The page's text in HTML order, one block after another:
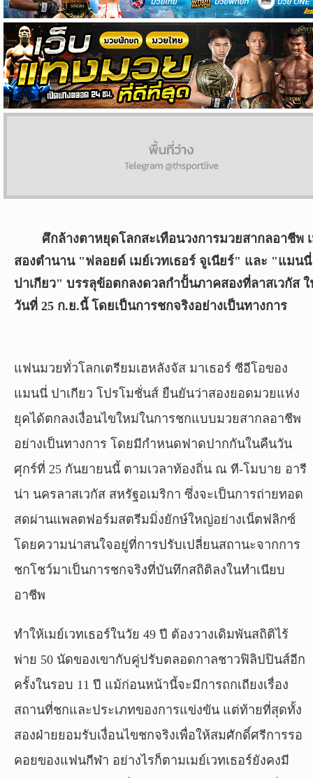
ศึกล้างตาหยุดโลกสะเทือนวงการมวยสากลอาชีพ
สองตำนาน "ฟลอยด์ เมย์เวทเธอร์ จูเนียร์" และ "แมนนี่
ปาเกียว" บรรลุข้อตกลงดวลกำปั้นภาคสองที่ลาสเวกัส ใ
วันที่ 25 ก.ย.นี้ โดยเป็นการชกจริงอย่างเป็นทางการ
แฟนมวยทั่วโลกเตรียมเฮหลังจัส มาเธอร์ ซีอีโอของ
แมนนี่ ปาเกียว โปรโมชั่นส์ ยืนยันว่าสองยอดมวยแห่ง
ยุคได้ตกลงเงื่อนไขใหม่ในการชกแบบมวยสากลอาชีพ
อย่างเป็นทางการ โดยมีกำหนดฟาดปากกันในคืนวัน
ศุกร์ที่ 25 กันยายนนี้ ตามเวลาท้องถิ่น ณ ที-โมบาย อารี
น่า นครลาสเวกัส สหรัฐอเมริกา ซึ่งจะเป็นการถ่ายทอด
สดผ่านแพลตฟอร์มสตรีมมิ่งยักษ์ใหญ่อย่างเน็ตฟลิกซ์
โดยความน่าสนใจอยู่ที่การปรับเปลี่ยนสถานะจากการ
ชกโชว์มาเป็นการชกจริงที่บันทึกสถิติลงในทำเนียบ
อาชีพ
ทำให้เมย์เวทเธอร์ในวัย 49 ปี ต้องวางเดิมพันสถิติไร้
พ่าย 50 นัดของเขากับคู่ปรับตลอดกาลชาวฟิลิปปินส์อีก
ครั้งในรอบ 11 ปี แม้ก่อนหน้านี้จะมีการถกเถียงเรื่อง
สถานที่ชกและประเภทของการแข่งขัน แต่ท้ายที่สุดทั้ง
สองฝ่ายยอมรับเงื่อนไขชกจริงเพื่อให้สมศักดิ์ศรีการรอ
คอยของแฟนกีฬา อย่างไรก็ตามเมย์เวทเธอร์ยังคงมี
แกล
ล
อรี่
สาว
งาม
ผล
©
2026
Sport,